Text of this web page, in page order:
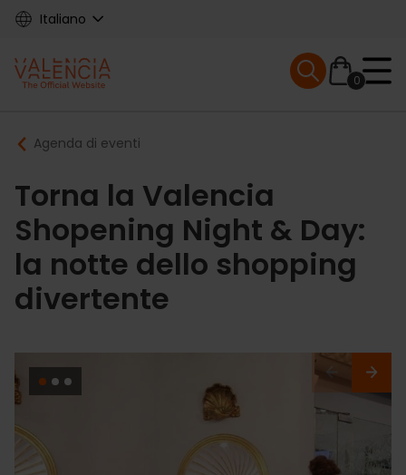
Skip
content
Italiano
Main
navigation
0
Mobile menu
Breadcrumb
Agenda di eventi
Torna la Valencia
Shopening Night & Day:
la notte dello shopping
divertente